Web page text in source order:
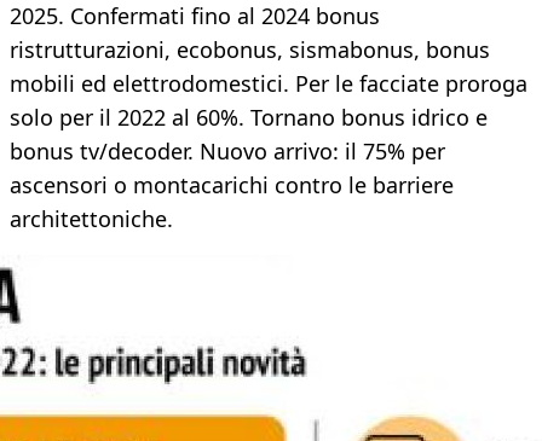
2025. Confermati fino al 2024 bonus
ristrutturazioni, ecobonus, sismabonus, bonus
mobili ed elettrodomestici. Per le facciate proroga
solo per il 2022 al 60%. Tornano bonus idrico e
bonus tv/decoder. Nuovo arrivo: il 75% per
ascensori o montacarichi contro le barriere
architettoniche.